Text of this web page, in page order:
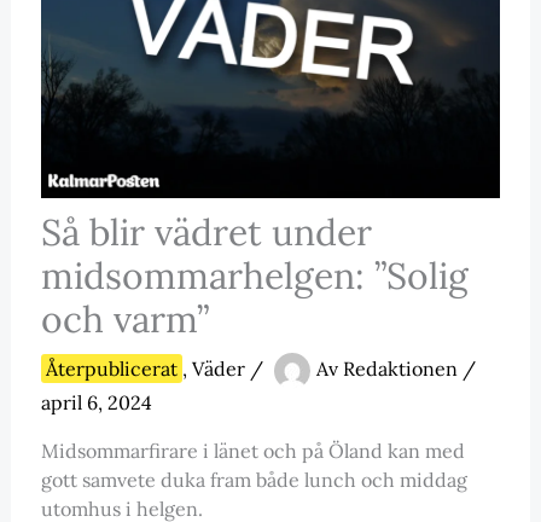
Så blir vädret under
midsommarhelgen: ”Solig
och varm”
Återpublicerat , Väder/ Av Redaktionen /
april 6, 2024
Midsommarfirare i länet och på Öland kan med
gott samvete duka fram både lunch och middag
utomhus i helgen.